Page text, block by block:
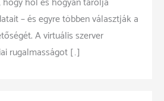
– és egyre többen választják a
A virtuális szerver
rugalmasságot […]